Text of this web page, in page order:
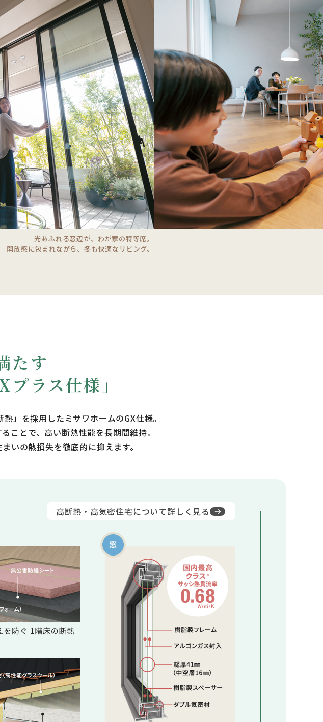
＊（試算条
スマートテ
GXプラス仕様とのシミュレーション比較
永く資産価値が続く住まい
将来基準に対応し、売却や賃貸の際も安心。需要が高く
資産価値を維持しやすい住まいです。
的。ミサワホームは、高天井を活かしたハイサッシと高
窓で採光性を高め、居室の明るさと暖かさ、そして開放
感まで実現します。
光あふれる窓辺が、わが家の特等席。
開放感に包まれながら、冬も快適なリビング。
たす
プラス仕様」
」を採用したミサワホームのGX仕様。
ことで、高い断熱性能を長期間維持。
いの熱損失を徹底的に抑えます。
⾼断熱・⾼気密住宅について詳しく⾒る